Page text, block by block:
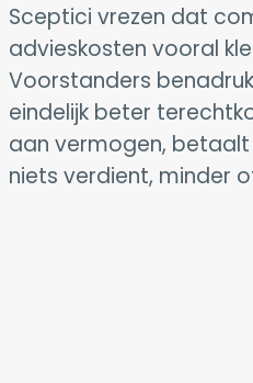
Sceptici vrezen dat
advieskosten vooral
Voorstanders
eindelijk beter
aan vermogen,
niets verdient, minder